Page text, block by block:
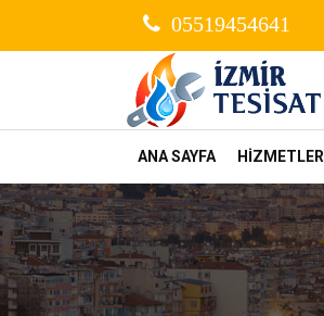
05519454641
ANA SAYFA HİZMETLER